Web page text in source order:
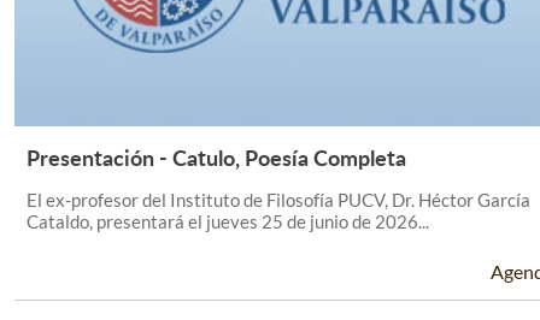
Leer Más +
Presentación - Catulo, Poesía Completa
El ex-profesor del Instituto de Filosofía PUCV, Dr. Héctor García
Cataldo, presentará el jueves 25 de junio de 2026...